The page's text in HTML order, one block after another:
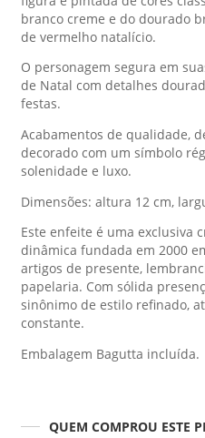
branco creme e do dourado
de vermelho natalício.
O personagem segura em
de Natal com detalhes
festas.
Acabamentos de qualidade,
decorado com um símbolo
solenidade e luxo.
Dimensões: altura 12 cm,
Este enfeite é uma exclusiva
dinâmica fundada em 2000
artigos de presente,
papelaria. Com sólida
sinônimo de estilo refinado,
constante.
Embalagem Bagutta incluída.
QUEM COMPROU ESTE